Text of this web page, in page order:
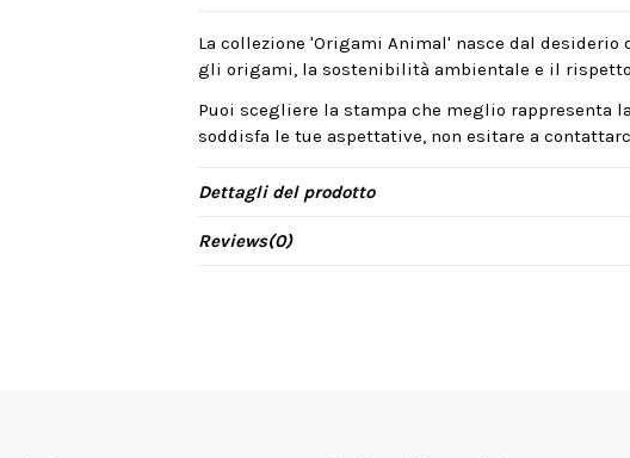
La collezione 'Origami Animal' nasce dal
gli origami, la sostenibilità ambientale e il
Puoi scegliere la stampa che meglio rappresenta
soddisfa le tue aspettative, non esitare a
Dettagli del prodotto
Reviews(0)